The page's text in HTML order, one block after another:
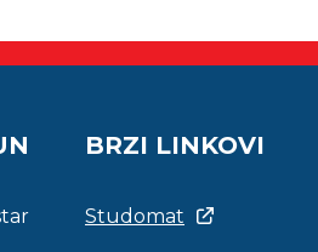
BRZI LINKOVI
Studomat